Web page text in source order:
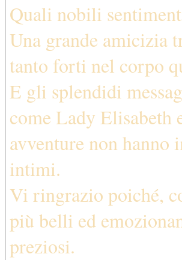
Quali nobili
Una grande amicizia
tanto forti nel corpo
E gli splendidi
come Lady Elisabeth
avventure non hanno
intimi.
Vi ringrazio poiché,
più belli ed
preziosi.